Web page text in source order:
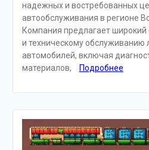
надежных и востребованных
автообслуживания в регионе
Компания предлагает широкий
и техническому обслуживанию
автомобилей, включая
материалов,
Подробнее